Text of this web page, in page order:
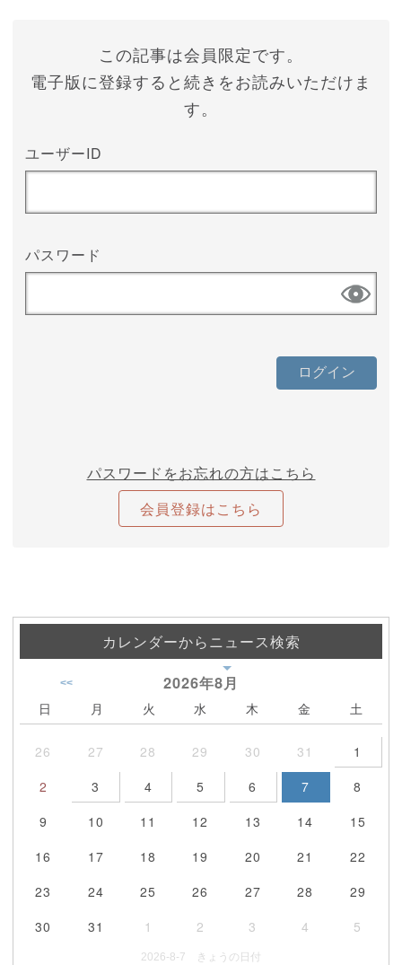
この記事は会員限定です。
電子版に登録すると続きをお読みいただけま
す。
ユーザーID
パスワード
パスワードをお忘れの方はこちら
会員登録はこちら
カレンダーからニュース検索
2026年8月
<<
日 月 火 水 木 金 土
26 27 28 29 30 31
1
2
3 4 5 6 7
8
9
10 11 12 13 14
15
16
17 18 19 20 21
22
23
24 25 26 27 28
29
30
31 1 2 3 4 5
2026-8-7 きょうの日付